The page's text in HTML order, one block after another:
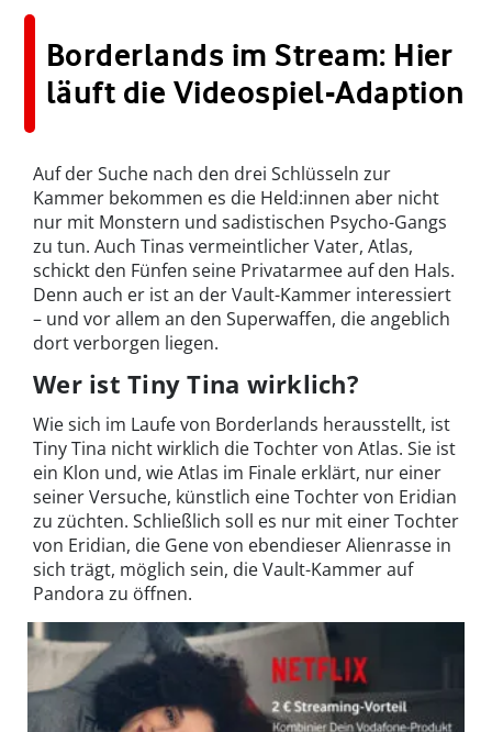
Borderlands im Stream: Hier
läuft die Videospiel-Adaption
Auf der Suche nach den drei Schlüsseln zur
Kammer bekommen es die Held:innen aber nicht
nur mit Monstern und sadistischen Psycho-Gangs
zu tun. Auch Tinas vermeintlicher Vater, Atlas,
schickt den Fünfen seine Privatarmee auf den Hals.
Denn auch er ist an der Vault-Kammer interessiert
– und vor allem an den Superwaffen, die angeblich
dort verborgen liegen.
Wer ist Tiny Tina wirklich?
Wie sich im Laufe von Borderlands herausstellt, ist
Tiny Tina nicht wirklich die Tochter von Atlas. Sie ist
ein Klon und, wie Atlas im Finale erklärt, nur einer
seiner Versuche, künstlich eine Tochter von Eridian
zu züchten. Schließlich soll es nur mit einer Tochter
von Eridian, die Gene von ebendieser Alienrasse in
sich trägt, möglich sein, die Vault-Kammer auf
Pandora zu öffnen.